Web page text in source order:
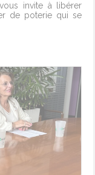
invite à libérer
de poterie qui se